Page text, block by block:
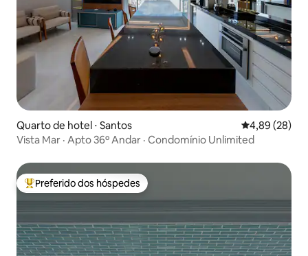
Quarto de hotel ⋅ Santos 4,89 de uma
4,89 (28)
Vista Mar · Apto 36º Andar · Condomínio Unlimited
Entre os melhores preferidos dos hóspedes
Preferido dos hóspedes